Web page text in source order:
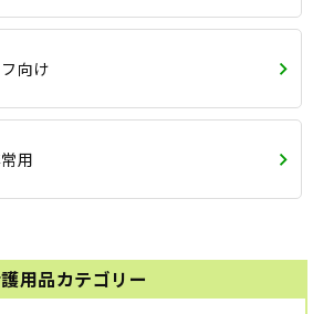
用品カテゴリー
向け
用